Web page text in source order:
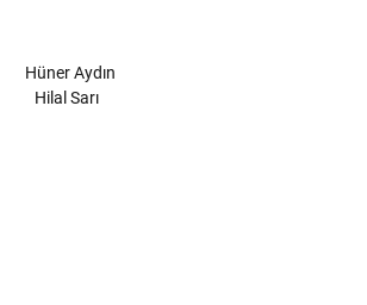
Hüner Aydın
Hilal Sarı